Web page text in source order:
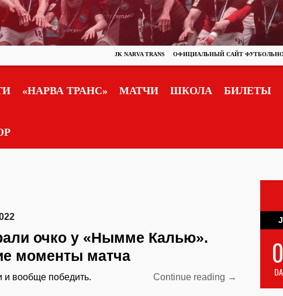
JK NARVA TRANS ОФИЦИАЛЬНЫЙ САЙТ
«НАРВА ТРАНС» МАТЧИ ШКОЛА БИЛЕТЫ
очко у «Нымме Калью».
моменты матча
и вообще победить. Continue reading “Забрали
→